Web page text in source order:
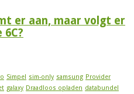
er aan, maar volgt er
6C?
Simpel sim-only samsung Provider
galaxy Draadloos opladen databundel